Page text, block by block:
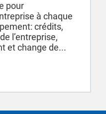
pour
à chaque
crédits,
l’entreprise,
et change de...